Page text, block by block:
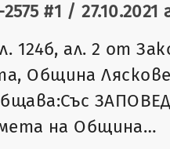
#1 / 27.10.2021
124б, ал. 2 от
Община
на Община…